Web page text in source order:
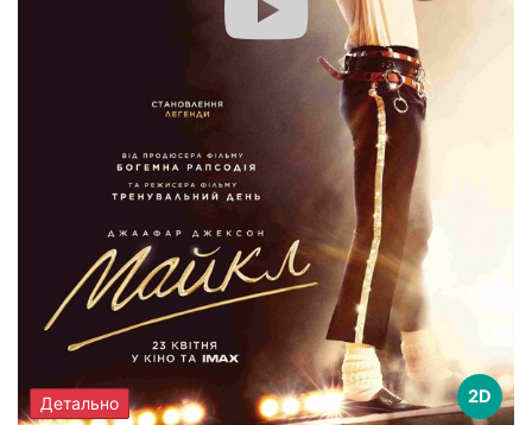
2D
Детально